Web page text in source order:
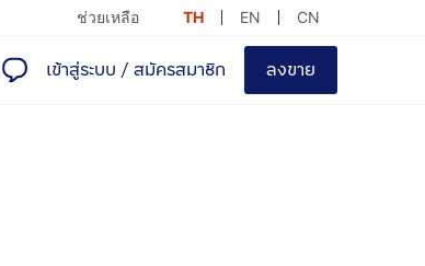
ช่วยเหลือ TH EN CN
เข้าสู่ระบบ / สมัครสมาชิก ลงขาย